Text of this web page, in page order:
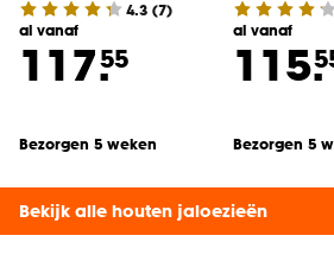
4.3 (7)
al vanaf
117.55
Bezorgen 5 weken
al vanaf
115.
Bezorgen 5
Bekijk alle houten jaloezieën